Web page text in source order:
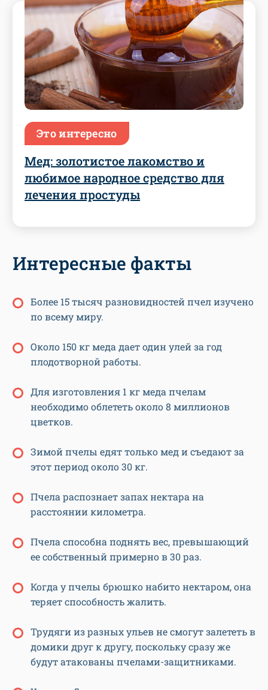
Это интересно
Мед: золотистое лакомство и
любимое народное средство для
лечения простуды
Интересные факты
Более 15 тысяч разновидностей пчел изучено
по всему миру.
Около 150 кг меда дает один улей за год
плодотворной работы.
Для изготовления 1 кг меда пчелам
необходимо облететь около 8 миллионов
цветков.
Зимой пчелы едят только мед и съедают за
этот период около 30 кг.
Пчела распознает запах нектара на
расстоянии километра.
Пчела способна поднять вес, превышающий
ее собственный примерно в 30 раз.
Когда у пчелы брюшко набито нектаром, она
теряет способность жалить.
Трудяги из разных ульев не смогут залететь в
домики друг к другу, поскольку сразу же
будут атакованы пчелами-защитниками.